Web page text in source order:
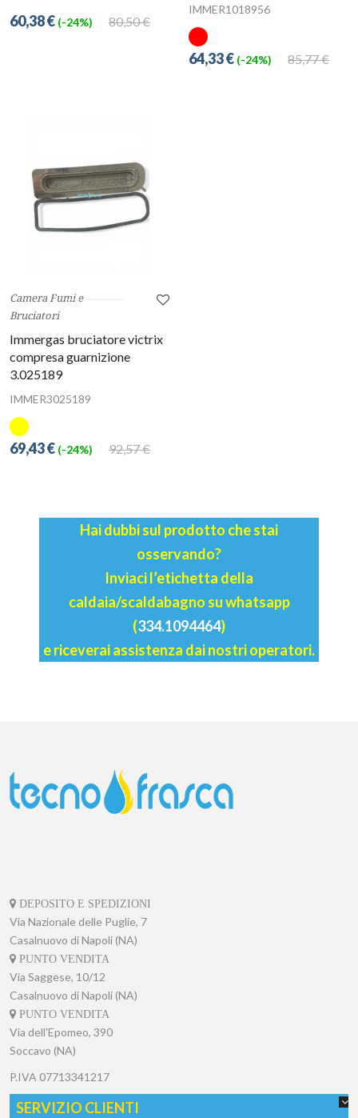
80,50 €
60,38 € (-24%)
IMMER1018956
85,77 €
64,33 € (-24%)
Camera Fumi e
Bruciatori
Immergas bruciatore victrix
compresa guarnizione
3.025189
IMMER3025189
92,57 €
69,43 € (-24%)
Hai dubbi sul prodotto che stai
osservando?
Inviaci l’etichetta della
caldaia/scaldabagno su whatsapp
(334.1094464)
e riceverai assistenza dai nostri operatori.
DEPOSITO E SPEDIZIONI
Via Nazionale delle Puglie, 7
Casalnuovo di Napoli (NA)
PUNTO VENDITA
Via Saggese, 10/12
Casalnuovo di Napoli (NA)
PUNTO VENDITA
Via dell'Epomeo, 390
Soccavo (NA)
P.IVA 07713341217
SERVIZIO CLIENTI